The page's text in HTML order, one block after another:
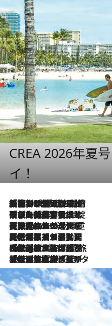
CREA 2026年夏
イ！
2026.8.6
「荷物が増えるほど旅ストレスは増す」美容ジャーナリストがたどり着いた最終結論。“化粧品を劇的に減らす”感動の凝縮美容とは
2026.8.6
「旅先には金髪ウィッグを持参」日本と同じメイクでは損してる!? 美容ジャーナリストが提案する“掟破りの旅美容”とは
2026.8.6
【厳選旅コスメ】「身軽さ＆UV対策重視！」ヘアアーティストshucoが選んだ夏旅ベストコスメを発表【Mサイズジップ】
2026.8.5
【厳選旅コスメ】国内をあちこち移動する河井菜摘が選んだ夏旅ベストコスメ発表！「リラックスアイテムはマスト」【Mサイズジップ】
2026.8.4
【厳選旅コスメ】「紫外線＆乾燥対策しながらメイク感も！」ヘア＆メイクGeorgeが選んだ夏旅ベストコスメを発表！【Mサイズジップ】
2026.8.3
【厳選旅コスメ】「保湿もタイパ重視！」“サウナ好き”タレント清水みさとが愛用する夏旅ベストコスメを発表！【Mサイズジップ】